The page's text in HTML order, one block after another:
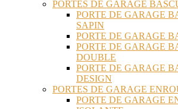
PORTES DE GARAGE
PORTE DE GARAGE
SAPIN
PORTE DE GARAGE
PORTE DE GARAGE
DOUBLE
PORTE DE GARAGE
DESIGN
PORTES DE GARAGE
PORTE DE GARAGE